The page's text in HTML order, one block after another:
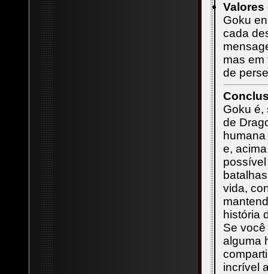
Valores
Goku
cada
mas em
de
Goku é,
de
e,
vida,
história
Se
alguma
incrível